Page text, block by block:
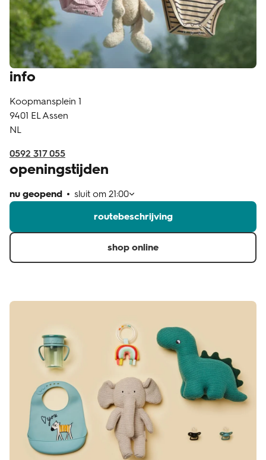
klantenservice
info
Koopmansplein 1
9401 EL Assen
NL
0592 317 055
openingstijden
nu geopend sluit om 21:00
routebeschrijving
shop online